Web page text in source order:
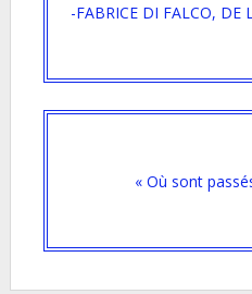
-FABRICE DI FALCO, DE
« Où sont